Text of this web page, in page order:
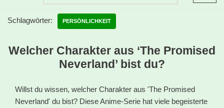
Schlagwörter: PERSÖNLICHKEIT
Welcher Charakter aus ‘The Promised
Neverland’ bist du?
Willst du wissen, welcher Charakter aus 'The Promised
Neverland' du bist? Diese Anime-Serie hat viele begeisterte